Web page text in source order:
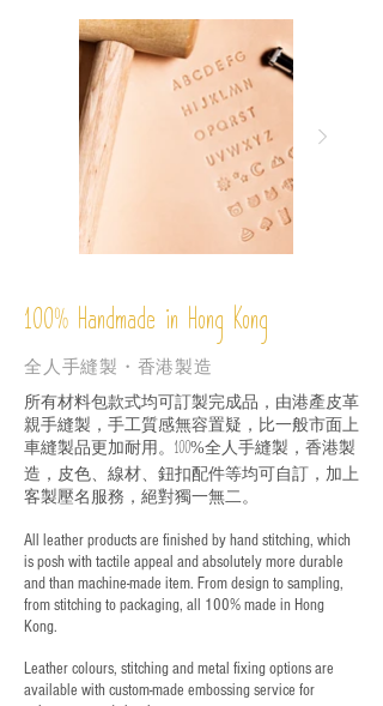
100% Handmade in Hong Kong
全人手縫製・香港製造
所有材料包款式均可訂製完成品，由港產皮革
親手縫製，手工質感無容置疑，比一般市面上
車縫製品更加耐用。 100%全人手縫製，香港製
造，皮色、線材、鈕扣配件等均可自訂，加上
客製壓名服務，絕對獨一無二。
All leather products are finished by hand stitching, which
is posh with tactile appeal and absolutely more durable
and than machine-made item. From design to sampling,
from stitching to packaging, all 100% made in Hong
Kong.
Leather colours, stitching and metal fixing options are
available with custom-made embossing service for